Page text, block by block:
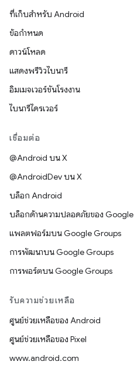
ที่เก็บสำหรับ Android
ข้อกำหนด
ดาวน์โหลด
แสดงพรีวิวไบนารี
อิมเมจเวอร์ชันโรงงาน
ไบนารีไดรเวอร์
เชื่อมต่อ
@Android บน X
@AndroidDev บน X
บล็อก Android
บล็อกด้านความปลอดภัยของ Google
แพลตฟอร์มบน Google Groups
การพัฒนาบน Google Groups
การพอร์ตบน Google Groups
รับความช่วยเหลือ
ศูนย์ช่วยเหลือของ Android
ศูนย์ช่วยเหลือของ Pixel
www.android.com